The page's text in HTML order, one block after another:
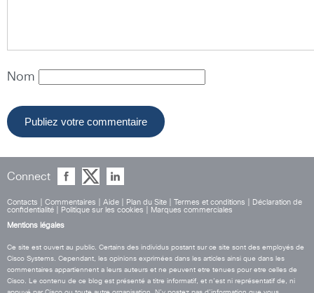
Nom
Connect
Contacts Commentaires Aide Plan du Site Termes et conditions
Déclaration de
confidentialité
Politique sur les cookies
Marques commerciales
Mentions légales
Ce site est ouvert au public. Certains des individus postant sur ce site sont des employés de
Cisco Systems. Cependant, les opinions exprimées dans les articles ainsi que dans les
commentaires appartiennent a leurs auteurs et ne peuvent etre tenues pour etre celles de
Cisco. Le contenu de ce blog est présenté a titre informatif, et n’est ni représentatif de, ni